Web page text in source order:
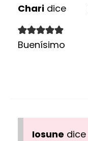
Chari dice
Buenísimo
Iosune dice